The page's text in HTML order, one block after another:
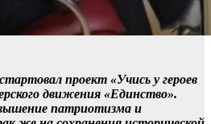
проект «Учись у героев
движения «Единство».
патриотизма и